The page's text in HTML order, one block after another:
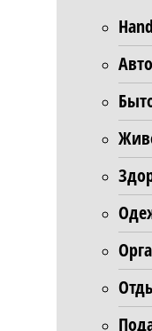
Авто